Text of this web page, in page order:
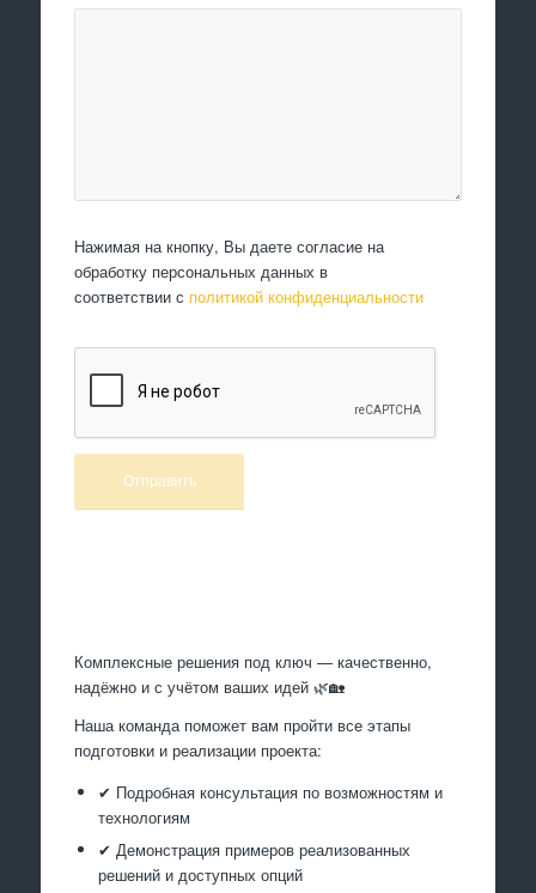
Нажимая на кнопку, Вы даете согласие на
обработку персональных данных в
соответствии с политикой конфиденциальности
Комплексные решения под ключ — качественно,
надёжно и с учётом ваших идей 🌿🏡
Наша команда поможет вам пройти все этапы
подготовки и реализации проекта:
✔ Подробная консультация по возможностям и
технологиям
✔ Демонстрация примеров реализованных
решений и доступных опций